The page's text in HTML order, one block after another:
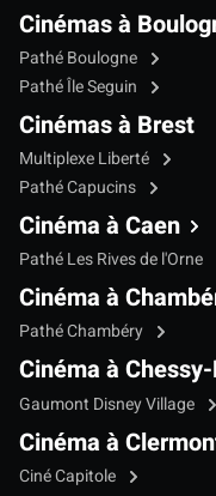
Cinémas à
Pathé Boulogne
Pathé Île Seguin
Cinémas à Brest
Multiplexe Liberté
Pathé Capucins
Cinéma à Caen
Pathé Les Rives de l'Orne
Cinéma à
Pathé Chambéry
Cinéma à
Gaumont Disney Village
Cinéma à
Ciné Capitole